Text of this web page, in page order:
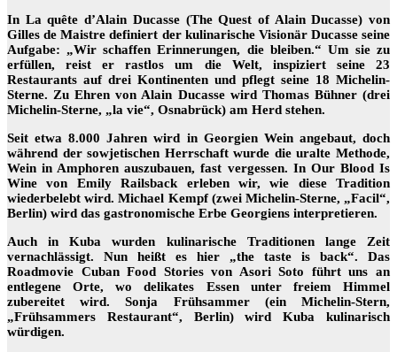
In La quête d’Alain Ducasse (The Quest of Alain Ducasse) von
Gilles de Maistre definiert der kulinarische Visionär Ducasse seine
Aufgabe: „Wir schaffen Erinnerungen, die bleiben.“ Um sie zu
erfüllen, reist er rastlos um die Welt, inspiziert seine 23
Restaurants auf drei Kontinenten und pflegt seine 18 Michelin-
Sterne. Zu Ehren von Alain Ducasse wird Thomas Bühner (drei
Michelin-Sterne, „la vie“, Osnabrück) am Herd stehen.
Seit etwa 8.000 Jahren wird in Georgien Wein angebaut, doch
während der sowjetischen Herrschaft wurde die uralte Methode,
Wein in Amphoren auszubauen, fast vergessen. In Our Blood Is
Wine von Emily Railsback erleben wir, wie diese Tradition
wiederbelebt wird. Michael Kempf (zwei Michelin-Sterne, „Facil“,
Berlin) wird das gastronomische Erbe Georgiens interpretieren.
Auch in Kuba wurden kulinarische Traditionen lange Zeit
vernachlässigt. Nun heißt es hier „the taste is back“. Das
Roadmovie Cuban Food Stories von Asori Soto führt uns an
entlegene Orte, wo delikates Essen unter freiem Himmel
zubereitet wird. Sonja Frühsammer (ein Michelin-Stern,
„Frühsammers Restaurant“, Berlin) wird Kuba kulinarisch
würdigen.